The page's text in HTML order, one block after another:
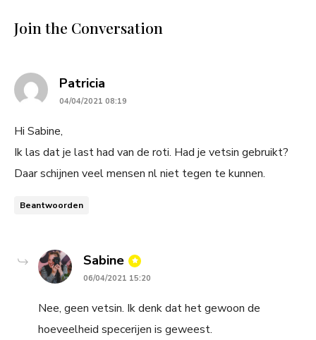
Join the Conversation
Patricia
04/04/2021 08:19
Hi Sabine,
Ik las dat je last had van de roti. Had je vetsin gebruikt?
Daar schijnen veel mensen nl niet tegen te kunnen.
Beantwoorden
Sabine says:
06/04/2021 15:20
Nee, geen vetsin. Ik denk dat het gewoon de
hoeveelheid specerijen is geweest.